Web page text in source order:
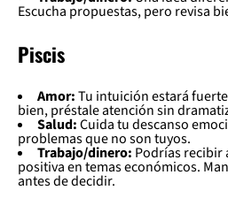
Escucha propuestas, pero revisa
Piscis
Amor:Tu intuición estará
bien, préstale atención sin
Salud:Cuida tu descanso
problemas que no son tuyos.
Trabajo/dinero: Podrías recibir
positiva en temas económicos.
antes de decidir.